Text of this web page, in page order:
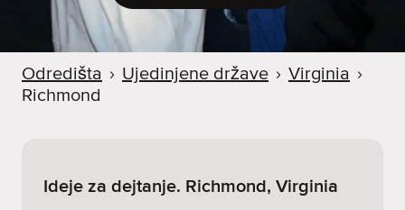
Odredišta › Ujedinjene države › Virginia ›
Richmond
Ideje za dejtanje. Richmond, Virginia